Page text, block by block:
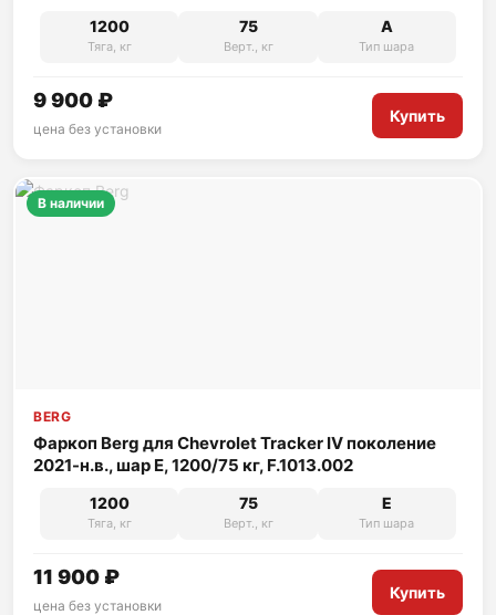
1200
Тяга, кг
75
Верт., кг
A
Тип шара
9 900 ₽
цена без установки
Купить
В наличии
BERG
Фаркоп Berg для Chevrolet Tracker IV поколение
2021-н.в., шар E, 1200/75 кг, F.1013.002
1200
Тяга, кг
75
Верт., кг
E
Тип шара
11 900 ₽
цена без установки
Купить